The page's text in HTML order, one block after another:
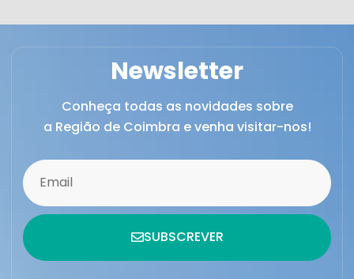
Newsletter
Conheça todas as novidades sobre
a Região de Coimbra e venha visitar-nos!
SUBSCREVER